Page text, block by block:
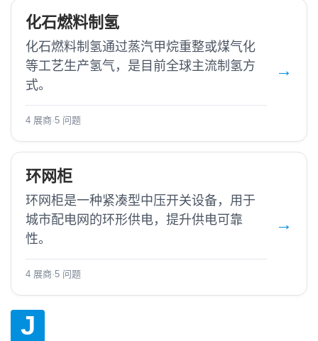
化石燃料制氢
化石燃料制氢通过蒸汽甲烷重整或煤气化
等工艺生产氢气，是目前全球主流制氢方
式。
4 展商·5 问题
环网柜
环网柜是一种紧凑型中压开关设备，用于
城市配电网的环形供电，提升供电可靠
性。
4 展商·5 问题
J